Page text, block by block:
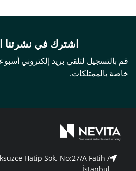
اشترك في نشرتنا
قم بالتسجيل لتلقي بريد إلكتروني
خاصة بالممتلكات.
Hatip Sok. No:27/A Fatih /